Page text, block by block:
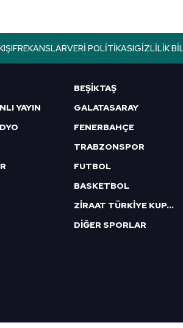
Verilerin Korunması Kanunu
olarak kullanılan çerezlerle ilgili bilgi
FREKANSLARVERI POLITIKASIGIZLILIK
YAYIN
BEŞİKTAŞ
GALATASARAY
FENERBAHÇE
TRABZONSPOR
FUTBOL
BASKETBOL
ZİRAAT TÜRKİYE KUPASI
DİĞER SPORLAR